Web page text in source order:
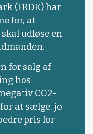
(FRDK) har
for, at
udløse en
for salg af
hos
CO2-
at sælge, jo
pris for